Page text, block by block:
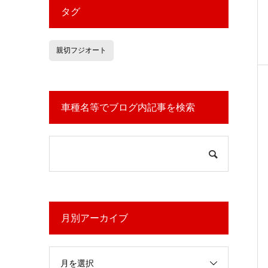
タグ
親切フジオート
車種名等でブログ内記事を検索
月別アーカイブ
月を選択